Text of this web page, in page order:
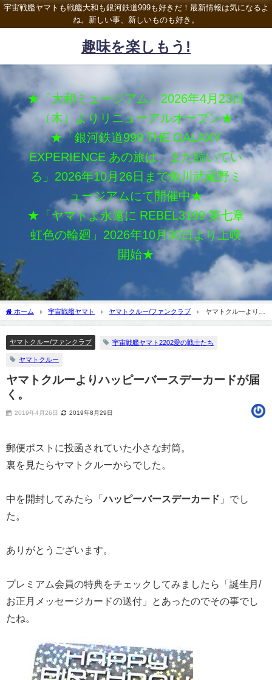
宇宙戦艦ヤマトも戦艦大和も銀河鉄道999も好きだ！最新情報は気になるよ
ね。新しい事、新しいものも好き。
趣味を楽しもう!
★「大和ミュージアム」2026年4月23日
（木）よりリニューアルオープン★
★「銀河鉄道999 THE GALAXY
EXPERIENCE あの旅は、まだ続いてい
る」2026年10月26日まで角川武蔵野ミ
ュージアムにて開催中★
★「ヤマトよ永遠に REBEL3199 第七章
虹色の輪廻」2026年10月30日より上映
開始★
ホーム 宇宙戦艦ヤマト ヤマトクルー/ファンクラブ
ヤマトクルーよりハ
ヤマトクルー/ファンクラブ 宇宙戦艦ヤマト2202愛の戦士たち
ヤマトクルー
ヤマトクルーよりハッピーバースデーカードが届
く。
2019年4月26日 2019年8月29日
郵便ポストに投函されていた小さな封筒。
裏を見たらヤマトクルーからでした。
中を開封してみたら「 ハッピーバースデーカード 」でし
た。
ありがとうございます。
プレミアム会員の特典をチェックしてみましたら「誕生月/
お正月メッセージカードの送付」とあったのでその事でし
たね。